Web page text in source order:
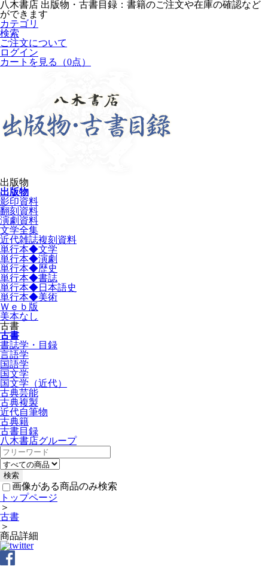
八木書店 出版物・古書目録：書籍のご注文や在庫の確認など
ができます
カテゴリ
検索
ご注文について
ログイン
カートを見る
（0点）
出版物
出版物
影印資料
翻刻資料
演劇資料
文学全集
近代雑誌複刻資料
単行本◆文学
単行本◆演劇
単行本◆歴史
単行本◆書誌
単行本◆日本語史
単行本◆美術
Ｗｅｂ版
美本なし
古書
古書
書誌学・目録
言語学
国語学
国文学
国文学（近代）
古典芸能
古典複製
近代自筆物
古典籍
古書目録
八木書店グループ
画像がある商品のみ検索
トップページ
＞
古書
＞
商品詳細